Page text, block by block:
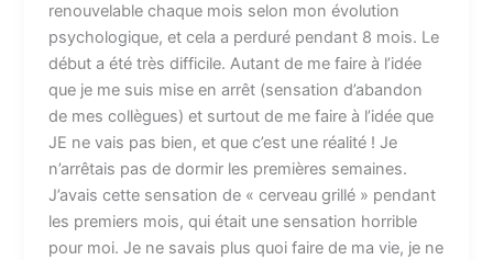
renouvelable chaque mois selon mon évolution
psychologique, et cela a perduré pendant 8 mois. Le
début a été très difficile. Autant de me faire à l’idée
que je me suis mise en arrêt (sensation d’abandon
de mes collègues) et surtout de me faire à l’idée que
JE ne vais pas bien, et que c’est une réalité ! Je
n’arrêtais pas de dormir les premières semaines.
J’avais cette sensation de « cerveau grillé » pendant
les premiers mois, qui était une sensation horrible
pour moi. Je ne savais plus quoi faire de ma vie, je ne